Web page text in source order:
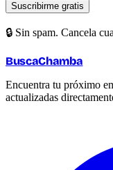
Suscribirme gratis
🔒 Sin spam. Cancela
BuscaChamba
Encuentra tu próximo
actualizadas